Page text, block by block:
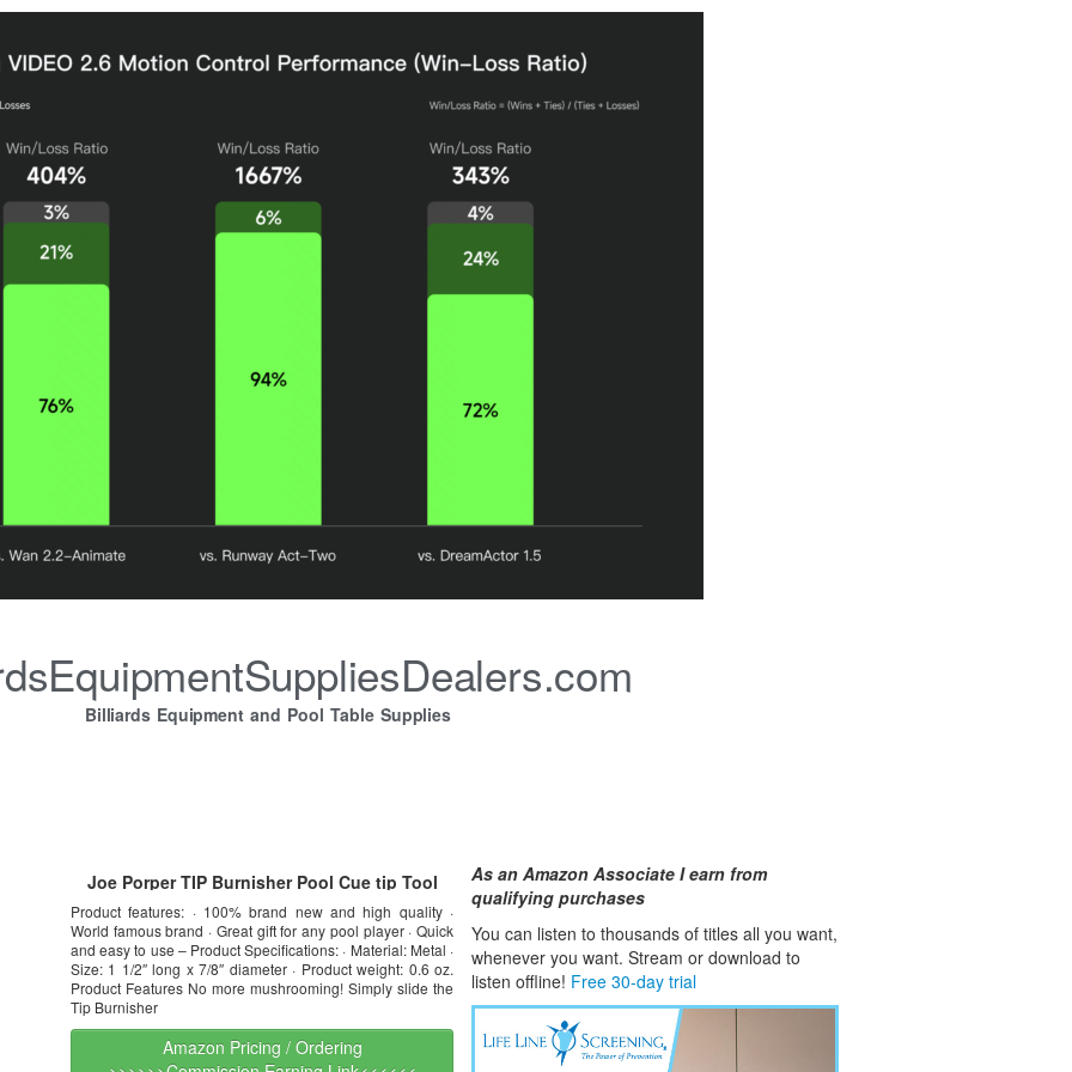
Billiards Equipment and Pool Table Supplies
Joe Porper TIP Burnisher Pool Cue tip Tool
Product features: · 100% brand new and high quality ·
World famous brand · Great gift for any pool player · Quick
and easy to use – Product Specifications: · Material: Metal ·
Size: 1 1/2″ long x 7/8″ diameter · Product weight: 0.6 oz.
Product Features No more mushrooming! Simply slide the
Tip Burnisher
Amazon Pricing / Ordering
As an Amazon Associate I earn from
qualifying purchases
You can listen to thousands of titles all you want,
whenever you want. Stream or download to
listen offline! Free 30-day trial